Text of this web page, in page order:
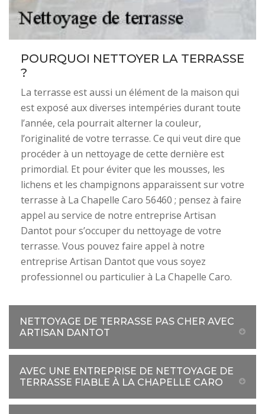
POURQUOI NETTOYER LA TERRASSE
?
La terrasse est aussi un élément de la maison qui
est exposé aux diverses intempéries durant toute
l’année, cela pourrait alterner la couleur,
l’originalité de votre terrasse. Ce qui veut dire que
procéder à un nettoyage de cette dernière est
primordial. Et pour éviter que les mousses, les
lichens et les champignons apparaissent sur votre
terrasse à La Chapelle Caro 56460 ; pensez à faire
appel au service de notre entreprise Artisan
Dantot pour s’occuper du nettoyage de votre
terrasse. Vous pouvez faire appel à notre
entreprise Artisan Dantot que vous soyez
professionnel ou particulier à La Chapelle Caro.
NETTOYAGE DE TERRASSE PAS CHER AVEC
ARTISAN DANTOT
AVEC UNE ENTREPRISE DE NETTOYAGE DE
TERRASSE FIABLE À LA CHAPELLE CARO